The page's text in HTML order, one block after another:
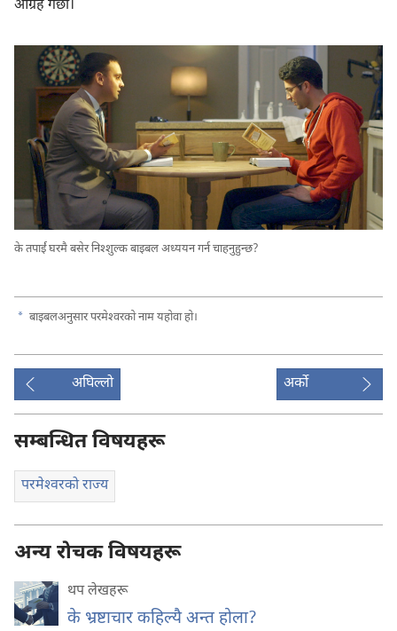
आग्रह गर्छौं।
के तपाईं घरमै बसेर निश्‍शुल्क बाइबल अध्ययन गर्न चाहनुहुन्छ?
a बाइबलअनुसार परमेश्‍वरको नाम यहोवा हो।
अघिल्लो अर्को
सम्बन्धित विषयहरू
परमेश्‍वरको राज्य
अन्य रोचक विषयहरू
थप लेखहरू
के भ्रष्टाचार कहिल्यै अन्त होला?